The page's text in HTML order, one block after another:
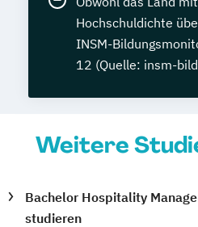
Hochschuldichte
INSM-
12 (Quelle: insm-
Weitere
Bachelor Hospitality
studieren